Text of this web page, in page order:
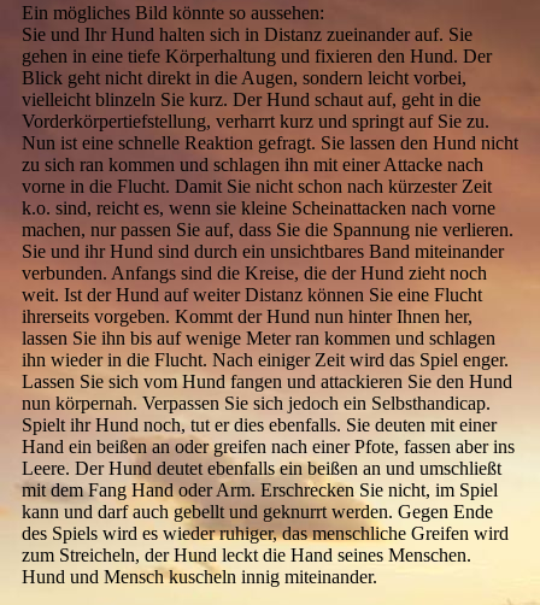
Ein mögliches Bild könnte so aussehen:
Sie und Ihr Hund halten sich in Distanz zueinander auf. Sie
gehen in eine tiefe Körperhaltung und fixieren den Hund. Der
Blick geht nicht direkt in die Augen, sondern leicht vorbei,
vielleicht blinzeln Sie kurz. Der Hund schaut auf, geht in die
Vorderkörpertiefstellung, verharrt kurz und springt auf Sie zu.
Nun ist eine schnelle Reaktion gefragt. Sie lassen den Hund nicht
zu sich ran kommen und schlagen ihn mit einer Attacke nach
vorne in die Flucht. Damit Sie nicht schon nach kürzester Zeit
k.o. sind, reicht es, wenn sie kleine Scheinattacken nach vorne
machen, nur passen Sie auf, dass Sie die Spannung nie verlieren.
Sie und ihr Hund sind durch ein unsichtbares Band miteinander
verbunden. Anfangs sind die Kreise, die der Hund zieht noch
weit. Ist der Hund auf weiter Distanz können Sie eine Flucht
ihrerseits vorgeben. Kommt der Hund nun hinter Ihnen her,
lassen Sie ihn bis auf wenige Meter ran kommen und schlagen
ihn wieder in die Flucht. Nach einiger Zeit wird das Spiel enger.
Lassen Sie sich vom Hund fangen und attackieren Sie den Hund
nun körpernah. Verpassen Sie sich jedoch ein Selbsthandicap.
Spielt ihr Hund noch, tut er dies ebenfalls. Sie deuten mit einer
Hand ein beißen an oder greifen nach einer Pfote, fassen aber ins
Leere. Der Hund deutet ebenfalls ein beißen an und umschließt
mit dem Fang Hand oder Arm. Erschrecken Sie nicht, im Spiel
kann und darf auch gebellt und geknurrt werden. Gegen Ende
des Spiels wird es wieder ruhiger, das menschliche Greifen wird
zum Streicheln, der Hund leckt die Hand seines Menschen.
Hund und Mensch kuscheln innig miteinander.